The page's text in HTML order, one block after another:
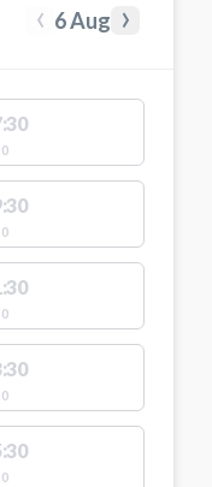
‹ 6 Aug ›
0
0
0
0
0